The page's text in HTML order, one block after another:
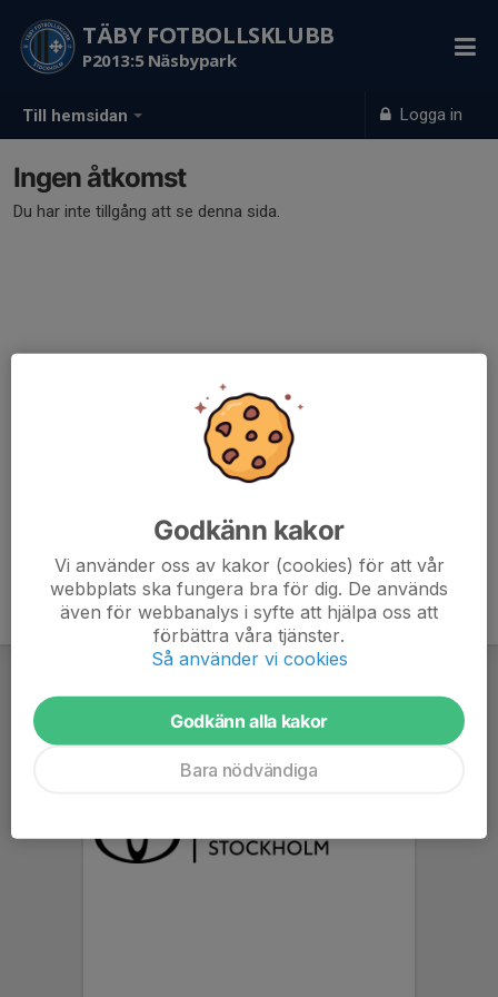
Till hemsidan Logga in
TÄBY FOTBOLLSKLUBB
P2013:5 Näsbypark
Ingen åtkomst
Du har inte tillgång att se denna sida.
Godkänn kakor
Vi använder oss av kakor (cookies) för att vår
webbplats ska fungera bra för dig. De används
även för webbanalys i syfte att hjälpa oss att
förbättra våra tjänster.
Så använder vi cookies
Godkänn alla kakor
Bara nödvändiga